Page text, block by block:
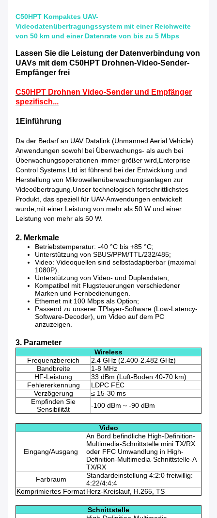
C50HPT Kompaktes UAV-
Videodatenübertragungssystem mit einer Reichweite
von 50 km und einer Datenrate von bis zu 5 Mbps
Lassen Sie die Leistung der Datenverbindung von
UAVs mit dem C50HPT Drohnen-Video-Sender-
Empfänger frei
C50HPT Drohnen Video-Sender und Empfänger
spezifisch...
1Einführung
Da der Bedarf an UAV Datalink (Unmanned Aerial Vehicle)
Anwendungen sowohl bei Überwachungs- als auch bei
Überwachungsoperationen immer größer wird,Enterprise
Control Systems Ltd ist führend bei der Entwicklung und
Herstellung von Mikrowellenüberwachungsanlagen zur
Videoübertragung.Unser technologisch fortschrittlichstes
Produkt, das speziell für UAV-Anwendungen entwickelt
wurde,mit einer Leistung von mehr als 50 W und einer
Leistung von mehr als 50 W.
2. Merkmale
Betriebstemperatur: -40 °C bis +85 °C;
Unterstützung von SBUS/PPM/TTL/232/485;
Video: Videoquellen sind selbstadaptierbar (maximal
1080P).
Unterstützung von Video- und Duplexdaten;
Kompatibel mit Flugsteuerungen verschiedener
Marken und Fernbedienungen.
Ethemet mit 100 Mbps als Option;
Passend zu unserer TPlayer-Software (Low-Latency-
Software-Decoder), um Video auf dem PC
anzuzeigen.
3. Parameter
Wireless
Frequenzbereich
2.4 GHz (2.400-2.482 GHz)
Bandbreite
1-8 MHz
HF-Leistung
33 dBm (Luft-Boden 40-70 km)
Fehlererkennung
LDPC FEC
Verzögerung
≤ 15-30 ms
Empfinden Sie
Sensibilität
-100 dBm ~ -90 dBm
Video
Eingang/Ausgang
An Bord befindliche High-Definition-
Multimedia-Schnittstelle mini TX/RX
oder FFC Umwandlung in High-
Definition-Multimedia-Schnittstelle-A
TX/RX
Farbraum
Standardeinstellung 4:2:0 freiwillig:
4:22/4:4:4
Komprimiertes FormatHerz-Kreislauf, H.265, TS
Schnittstelle